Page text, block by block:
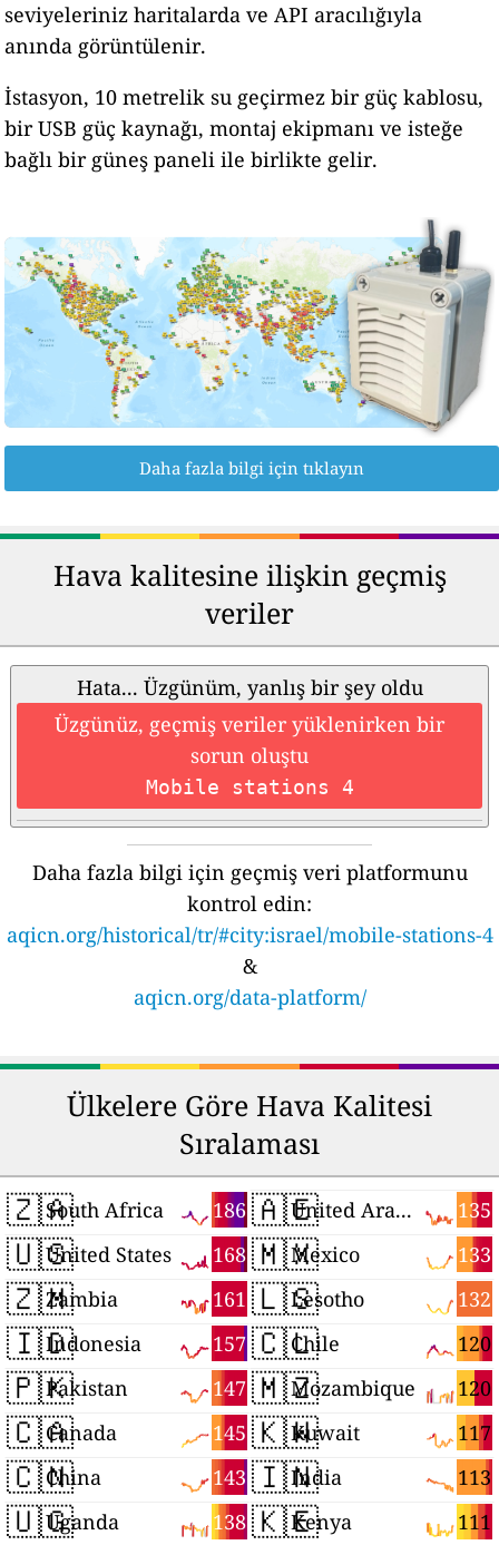
seviyeleriniz haritalarda ve API aracılığıyla
anında görüntülenir.
İstasyon, 10 metrelik su geçirmez bir güç kablosu,
bir USB güç kaynağı, montaj ekipmanı ve isteğe
bağlı bir güneş paneli ile birlikte gelir.
Daha fazla bilgi için tıklayın
Hava kalitesine ilişkin geçmiş
veriler
Hata... Üzgünüm, yanlış bir şey oldu
Üzgünüz, geçmiş veriler yüklenirken bir
sorun oluştu
Mobile stations 4
Daha fazla bilgi için geçmiş veri platformunu
kontrol edin:
aqicn.org/historical/tr/#city:israel/mobile-stations-4
&
aqicn.org/data-platform/
Ülkelere Göre Hava Kalitesi
Sıralaması
🇿🇦 186
South Africa
🇺🇸 168
United States
🇿🇲 161
Zambia
🇮🇩 157
Indonesia
🇵🇰 147
Pakistan
🇨🇦 145
Canada
🇨🇳 143
China
🇺🇬 138
Uganda
🇦🇪 135
United Arab Emirates
🇲🇽 133
Mexico
🇱🇸 132
Lesotho
🇨🇱 120
Chile
🇲🇿 120
Mozambique
🇰🇼 117
Kuwait
🇮🇳 113
India
🇰🇪 111
Kenya